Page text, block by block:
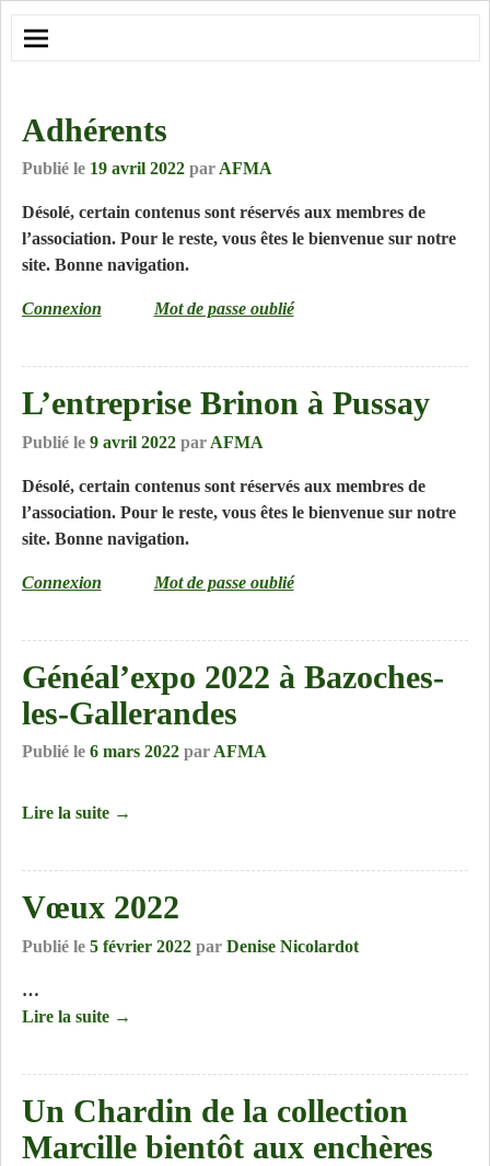
Adhérents
Publié le 19 avril 2022 par AFMA
Désolé, certain contenus sont réservés aux membres de
l’association. Pour le reste, vous êtes le bienvenue sur notre
site. Bonne navigation.
Connexion Mot de passe oublié
L’entreprise Brinon à Pussay
Publié le 9 avril 2022 par AFMA
Désolé, certain contenus sont réservés aux membres de
l’association. Pour le reste, vous êtes le bienvenue sur notre
site. Bonne navigation.
Connexion Mot de passe oublié
Généal’expo 2022 à Bazoches-
les-Gallerandes
Publié le 6 mars 2022 par AFMA
Lire la suite →
Vœux 2022
Publié le 5 février 2022 par Denise Nicolardot
…
Lire la suite →
Un Chardin de la collection
Marcille bientôt aux enchères